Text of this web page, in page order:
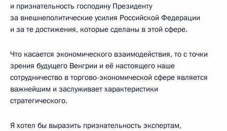
и признательность господину Президенту
за внешнеполитические усилия Российской Федерации
и за те достижения, которые сделаны в этой сфере.
Что касается экономического взаимодействия, то с точки
зрения будущего Венгрии и её настоящего наше
сотрудничество в торгово-экономической сфере является
важнейшим и заслуживает характеристики
стратегического.
Я хотел бы выразить признательность экспертам,